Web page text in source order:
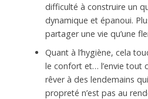
difficulté à construire un
dynamique et épanoui.
partager une vie qu’une
Quant à l’hygiène, cela
le confort et… l’envie tout
rêver à des lendemains
propreté n’est pas au